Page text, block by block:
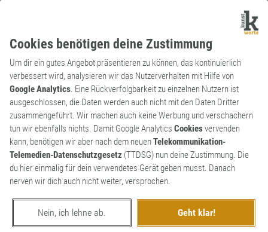
Cookies benötigen deine Zustimmung
Um dir ein gutes Angebot präsentieren zu können, das kontinuierlich
verbessert wird, analysieren wir das Nutzerverhalten mit Hilfe von
Google Analytics. Eine Rückverfolgbarkeit zu einzelnen Nutzern ist
ausgeschlossen, die Daten werden auch nicht mit den Daten Dritter
zusammengeführt. Wir machen auch keine Werbung und verschachern
tun wir ebenfalls nichts. Damit Google Analytics Cookiesvervenden
kann, benötigen wir aber nach dem neuenTelekommunikation-
Telemedien-Datenschutzgesetz (TTDSG) nun deine Zustimmung. Die
du hier einmalig für dein verwendetes Gerät geben musst. Danach
nerven wir dich auch nicht weiter, versprochen.
Nein, ich lehne ab. Geht klar!
Archaismus
Adverb
traun
fürwahr Ein traun zu Unrecht in
Vergessenheit geratenes Wort.
1
erschaffen von Pfotendruck
am 15. Januar 2020